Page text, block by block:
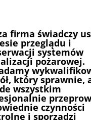
firma świadczy
przeglądu i
systemów
pożarowej.
który sprawnie,
wszystkim
czynności
i sporządzi